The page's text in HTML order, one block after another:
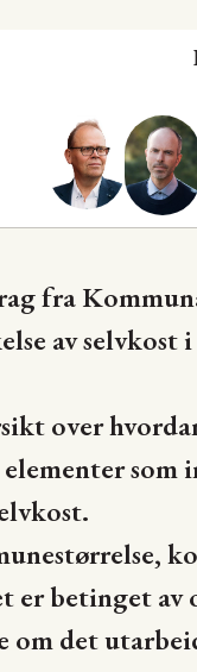
fra
av selvkost
over
som
er betinget
det